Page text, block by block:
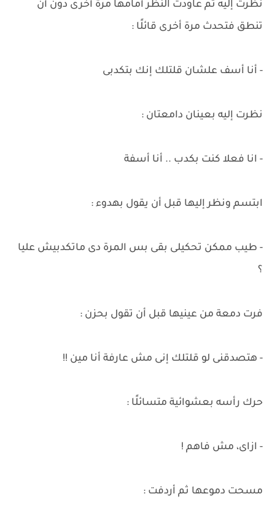
نظرت إليه ثم عاودت النظر أمامها مرة أخرى دون أن
تنطق فتحدث مرة أخرى قائلًا :
- أنا أسف علشان قلتلك إنك بتكدبى
نظرت إليه بعينان دامعتان :
- انا فعلا كنت بكدب .. أنا أسفة
ابتسم ونظر إليها قبل أن يقول بهدوء :
- طيب ممكن تحكيلى بقى بس المرة دى ماتكدبيش عليا
؟
فرت دمعة من عينيها قبل أن تقول بحزن :
- هتصدقنى لو قلتلك إنى مش عارفة أنا مين !!
حرك رأسه بعشوائية متسائلًا :
- ازاى، مش فاهم !
مسحت دموعها ثم أردفت :